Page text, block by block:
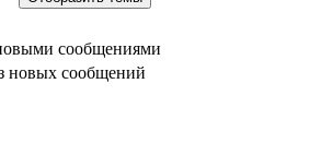
сообщениями
новых сообщений